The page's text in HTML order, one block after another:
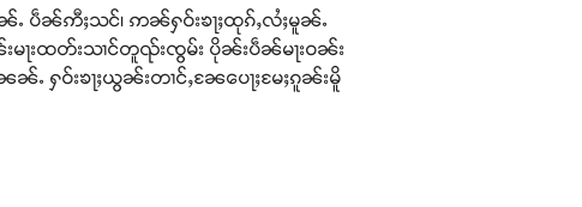
ပဵၼ်ဢီႈသင်၊ ဢၼ်ႁဝ်းၶႃႈထုၵ်ႇလႆႈမူၼ်ႉ
မႃးထတ်းသၢင်တူၺ်းၸွမ်း ပိုၼ်းပဵၼ်မႃးဝၼ်း
ႁဝ်းၶႃႈယွၼ်းတၢင်ႇၼႄပေႃႈမႄႈၵူၼ်းမိူ